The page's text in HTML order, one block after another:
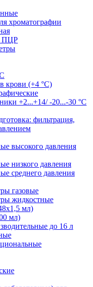
хроматографии
ПЦР
крови (+4 °С)
+2...+14/ -20...-30 °C
фильтрация,
высокого давления
низкого давления
среднего давления
газовые
жидкостные
мл)
мл)
до 16 л